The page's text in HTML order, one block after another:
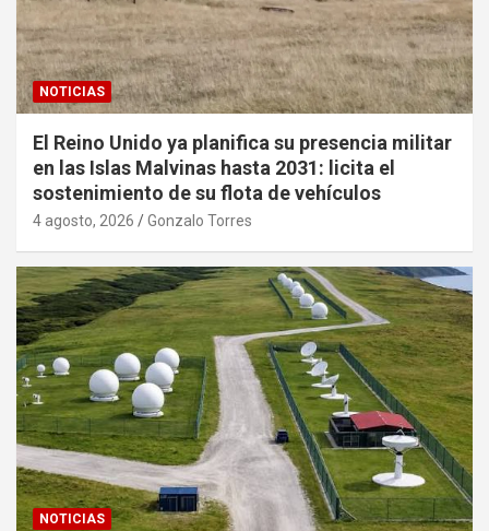
NOTICIAS
El Reino Unido ya planifica su presencia militar
en las Islas Malvinas hasta 2031: licita el
sostenimiento de su flota de vehículos
4 agosto, 2026 Gonzalo Torres
NOTICIAS